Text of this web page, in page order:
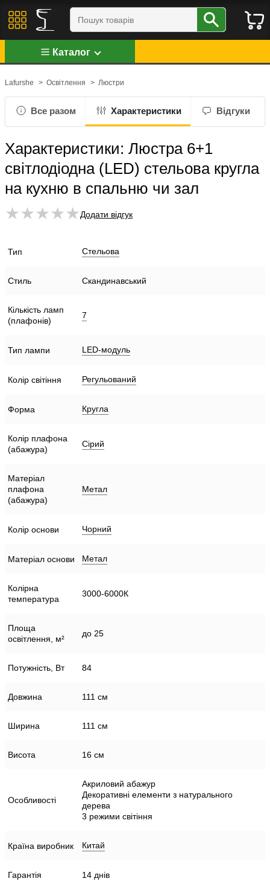
Каталог
Lafurshe > Освітлення > Люстри
Все разом Характеристики Відгуки
Характеристики: Люстра 6+1
світлодіодна (LED) стельова кругла
на кухню в спальню чи зал
Додати відгук
Тип Стельова
Стиль Скандинавський
Кількість ламп
(плафонів)
7
Тип лампи LED-модуль
Колір світіння Регульований
Форма Кругла
Колір плафона
(абажура)
Сірий
Матеріал
плафона
(абажура)
Метал
Колір основи Чорний
Матеріал основи Метал
Колірна
температура
3000-6000К
Площа
освітлення, м²
до 25
Потужність, Вт 84
Довжина 111 см
Ширина 111 см
Висота 16 см
Особливості
Акриловий абажур
Декоративні елементи з натурального
дерева
3 режими світіння
Країна виробник Китай
Гарантія 14 днів